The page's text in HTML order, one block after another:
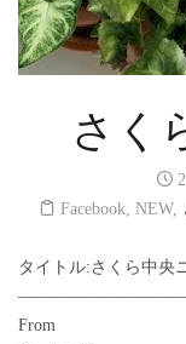
さく
Facebook, NEW,
タイトル:さくら中央
From